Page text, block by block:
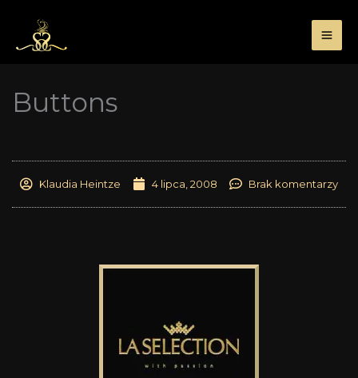
treści
Buttons
Klaudia Heintze 4 lipca, 2008 Brak komentarzy